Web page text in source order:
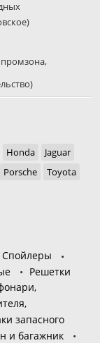
Honda
Jaguar
Porsche
Toyota
Спойлеры
Решетки
запасного
и багажник